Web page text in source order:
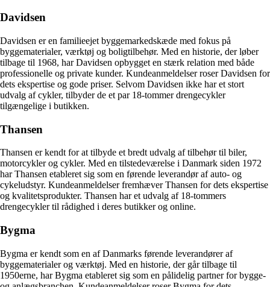
Davidsen
Davidsen er en familieejet byggemarkedskæde med fokus på
byggematerialer, værktøj og boligtilbehør. Med en historie, der løber
tilbage til 1968, har Davidsen opbygget en stærk relation med både
professionelle og private kunder. Kundeanmeldelser roser Davidsen for
dets ekspertise og gode priser. Selvom Davidsen ikke har et stort
udvalg af cykler, tilbyder de et par 18-tommer drengecykler
tilgængelige i butikken.
Thansen
Thansen er kendt for at tilbyde et bredt udvalg af tilbehør til biler,
motorcykler og cykler. Med en tilstedeværelse i Danmark siden 1972
har Thansen etableret sig som en førende leverandør af auto- og
cykeludstyr. Kundeanmeldelser fremhæver Thansen for dets ekspertise
og kvalitetsprodukter. Thansen har et udvalg af 18-tommers
drengecykler til rådighed i deres butikker og online.
Bygma
Bygma er kendt som en af Danmarks førende leverandører af
byggematerialer og værktøj. Med en historie, der går tilbage til
1950erne, har Bygma etableret sig som en pålidelig partner for bygge-